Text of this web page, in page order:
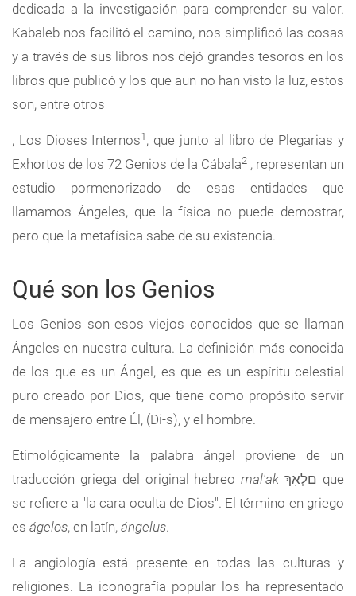
dedicada a la investigación para comprender su valor.
Kabaleb nos facilitó el camino, nos simplificó las cosas
y a través de sus libros nos dejó grandes tesoros en los
libros que publicó y los que aun no han visto la luz, estos
son, entre otros
, Los Dioses Internos1 , que junto al libro de Plegarias y
Exhortos de los 72 Genios de la Cábala2 , representan un
estudio pormenorizado de esas entidades que
llamamos Ángeles, que la física no puede demostrar,
pero que la metafísica sabe de su existencia.
Qué son los Genios
Los Genios son esos viejos conocidos que se llaman
Ángeles en nuestra cultura. La definición más conocida
de los que es un Ángel, es que es un espíritu celestial
puro creado por Dios, que tiene como propósito servir
de mensajero entre Él, (Di-s), y el hombre.
Etimológicamente la palabra ángel proviene de un
traducción griega del original hebreomal'ak םַלְאָךְ que
se refiere a "la cara oculta de Dios". El término en griego
es ágelos, en latín, ángelus.
La angiología está presente en todas las culturas y
religiones. La iconografía popular los ha representado